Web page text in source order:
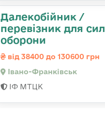
Далекобійник /
перевізник для сил
оборони
від 38400 до 130600 грн
Івано-Франківськ
ІФ МТЦК